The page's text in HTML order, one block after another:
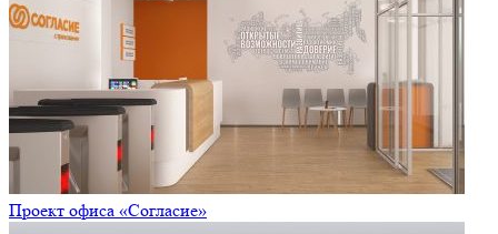
Проект офиса «Согласие»